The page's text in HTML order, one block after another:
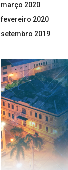
março 2020
fevereiro 2020
setembro 2019